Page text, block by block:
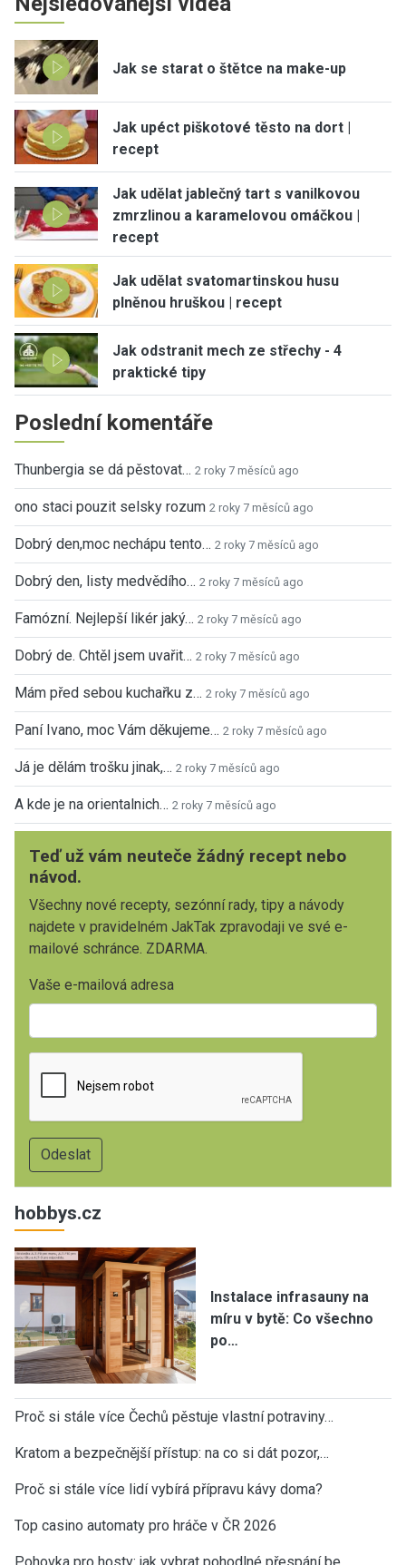
Jak se starat o štětce na make-up
Jak upéct piškotové těsto na dort |
recept
Jak udělat jablečný tart s vanilkovou
zmrzlinou a karamelovou omáčkou |
recept
Jak udělat svatomartinskou husu
plněnou hruškou | recept
Jak odstranit mech ze střechy - 4
praktické tipy
Poslední komentáře
Thunbergia se dá pěstovat… 2 roky 7 měsíců ago
ono staci pouzit selsky rozum 2 roky 7 měsíců ago
Dobrý den,moc nechápu tento… 2 roky 7 měsíců ago
Dobrý den, listy medvědího… 2 roky 7 měsíců ago
Famózní. Nejlepší likér jaký… 2 roky 7 měsíců ago
Dobrý de. Chtěl jsem uvařit… 2 roky 7 měsíců ago
Mám před sebou kuchařku z… 2 roky 7 měsíců ago
Paní Ivano, moc Vám děkujeme… 2 roky 7 měsíců ago
Já je dělám trošku jinak,… 2 roky 7 měsíců ago
A kde je na orientalnich… 2 roky 7 měsíců ago
Teď už vám neuteče žádný recept nebo
návod.
Všechny nové recepty, sezónní rady, tipy a návody
najdete v pravidelném JakTak zpravodaji ve své e-
mailové schránce. ZDARMA.
Vaše e-mailová adresa
hobbys.cz
Instalace infrasauny na
míru v bytě: Co všechno
po…
Proč si stále více Čechů pěstuje vlastní potraviny…
Kratom a bezpečnější přístup: na co si dát pozor,…
Proč si stále více lidí vybírá přípravu kávy doma?
Top casino automaty pro hráče v ČR 2026